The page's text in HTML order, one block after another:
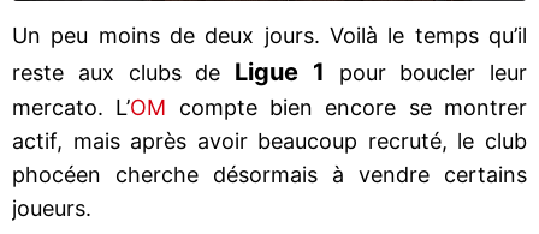
Un peu moins de deux jours. Voilà le temps qu’il
reste aux clubs de Ligue 1 pour boucler leur
mercato. L’OM compte bien encore se montrer
actif, mais après avoir beaucoup recruté, le club
phocéen cherche désormais à vendre certains
joueurs.